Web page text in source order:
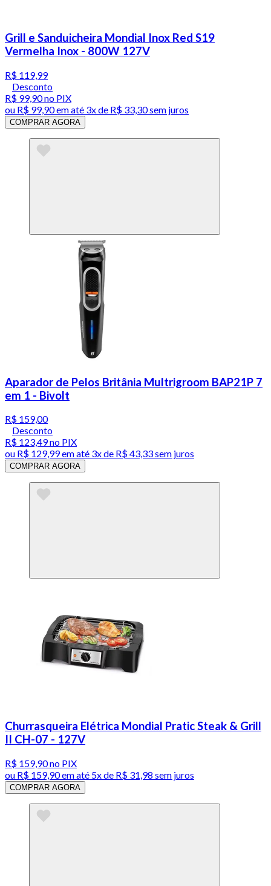
Grill e Sanduicheira Mondial Inox Red S19
Vermelha Inox - 800W 127V
R$ 119,99
Desconto
R$ 99,90no PIX
ou R$ 99,90em até 3x de R$ 33,30 sem juros
COMPRAR AGORA
Aparador de Pelos Britânia Multrigroom BAP21P 7
em 1 - Bivolt
R$ 159,00
Desconto
R$ 123,49no PIX
ou R$ 129,99em até 3x de R$ 43,33 sem juros
COMPRAR AGORA
Churrasqueira Elétrica Mondial Pratic Steak & Grill
II CH-07 - 127V
R$ 159,90no PIX
ou R$ 159,90em até 5x de R$ 31,98 sem juros
COMPRAR AGORA